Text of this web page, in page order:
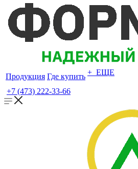
Продукция Где купить + ЕЩЕ
+7 (473) 222-33-66